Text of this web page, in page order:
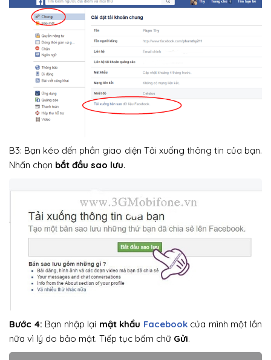
B3: Bạn kéo đến phần giao diện Tải xuống thông tin của bạn.
Nhấn chọn bắt đầu sao lưu.
Bước 4: Bạn nhập lại mật khẩu Facebookcủa mình một lần
nữa vì lý do bảo mật. Tiếp tục bấm chữ Gửi.